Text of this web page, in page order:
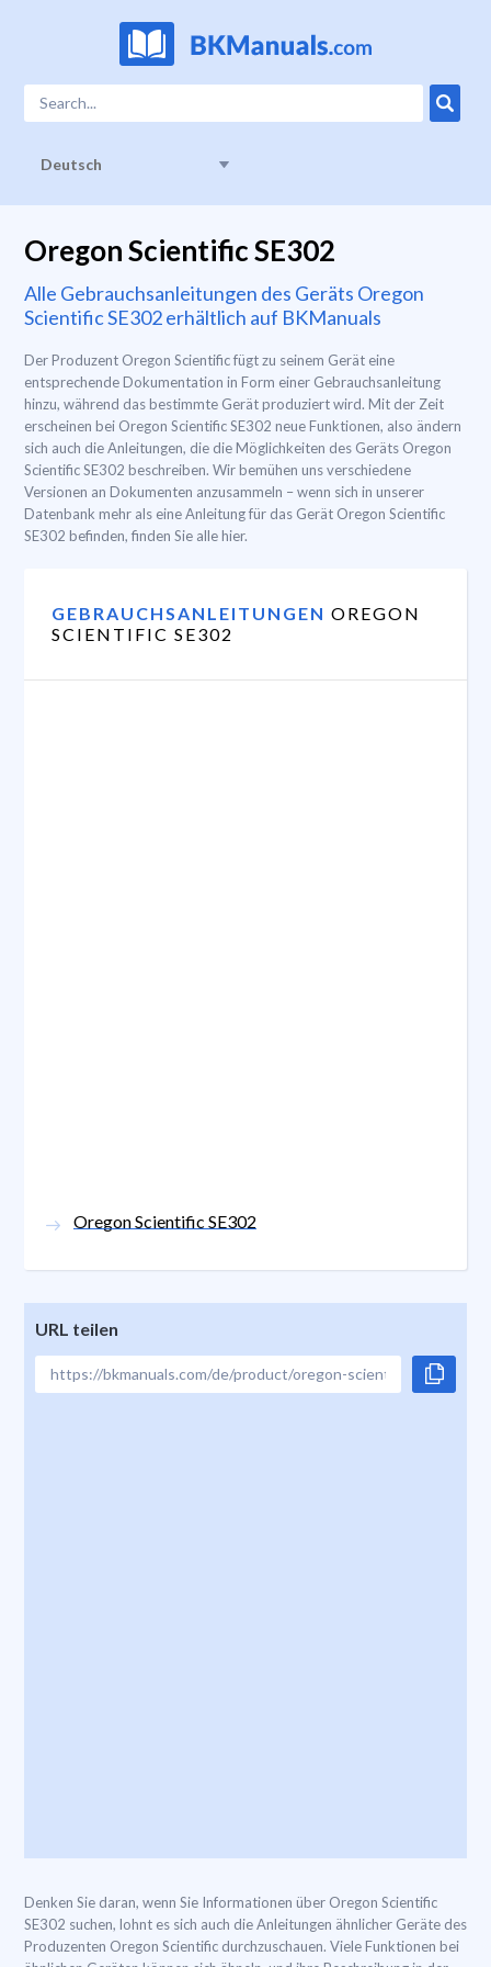
Deutsch
Oregon Scientific SE302
Alle Gebrauchsanleitungen des Geräts Oregon
Scientific SE302 erhältlich auf BKManuals
Der Produzent Oregon Scientific fügt zu seinem Gerät eine
entsprechende Dokumentation in Form einer Gebrauchsanleitung
hinzu, während das bestimmte Gerät produziert wird. Mit der Zeit
erscheinen bei Oregon Scientific SE302 neue Funktionen, also ändern
sich auch die Anleitungen, die die Möglichkeiten des Geräts Oregon
Scientific SE302 beschreiben. Wir bemühen uns verschiedene
Versionen an Dokumenten anzusammeln – wenn sich in unserer
Datenbank mehr als eine Anleitung für das Gerät Oregon Scientific
SE302 befinden, finden Sie alle hier.
GEBRAUCHSANLEITUNGEN OREGON
SCIENTIFIC SE302
Oregon Scientific SE302
URL teilen
Denken Sie daran, wenn Sie Informationen über Oregon Scientific
SE302 suchen, lohnt es sich auch die Anleitungen ähnlicher Geräte des
Produzenten Oregon Scientific durchzuschauen. Viele Funktionen bei